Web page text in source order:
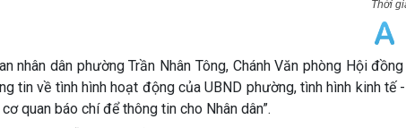
nhân dân phường Trần Nhân Tông, Chánh Văn phòng Hội
tin về tình hình hoạt động của UBND phường, tình hình kinh tế
quan báo chí để thông tin cho Nhân dân”.